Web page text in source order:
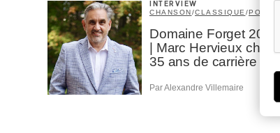
INTERVIEW
CHANSON /CLASSIQUE/POP
Domaine Forget 2026
| Marc Hervieux chante
35 ans de carrière
Par Alexandre Villemaire